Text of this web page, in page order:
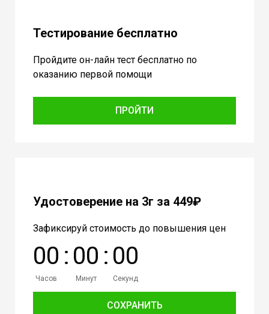
Тестирование бесплатно
Пройдите он-лайн тест бесплатно по
оказанию первой помощи
ПРОЙТИ
Удостоверение на 3г за 449₽
Зафиксируй стоимость до повышения цен
00
Часов
: 00
Минут
: 00
Секунд
СОХРАНИТЬ